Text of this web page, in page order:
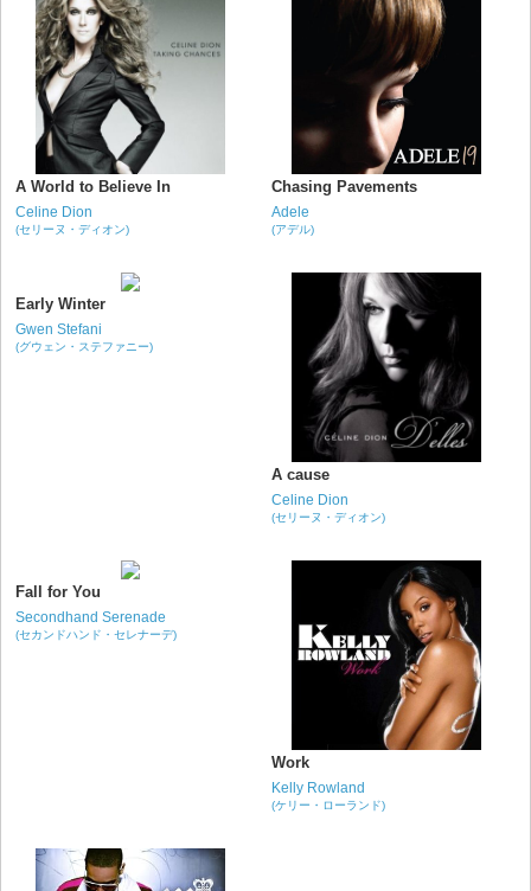
A World to Believe In
Celine Dion
(セリーヌ・ディオン)
Chasing Pavements
Adele
(アデル)
Early Winter
Gwen Stefani
(グウェン・ステファニー)
A cause
Celine Dion
(セリーヌ・ディオン)
Fall for You
Secondhand Serenade
(セカンドハンド・セレナーデ)
Work
Kelly Rowland
(ケリー・ローランド)